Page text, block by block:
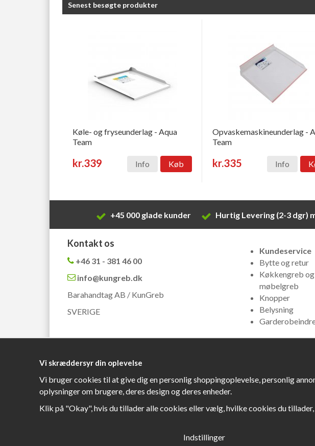
Senest besøgte produkter
Køle- og fryseunderlag - Aqua
Team
kr.339 Info Køb
Opvaskemaskineunderlag -
Team
kr.335 Info
+45 000 glade kunder Hurtig Levering (2-3 dgr)
Kontakt os
+46 31 - 381 46 00
info@kungreb.dk
Barahandtag AB / KunGreb
SVERIGE
Kundeservice
Bytte og retur
Køkkengreb og
møbelgreb
Knopper
Belysning
Vi skræddersyr din oplevelse
Vi bruger cookies til at give dig en personlig shoppingoplevelse, personlig
oplysninger om brugere, deres design og deres enheder.
Klik på "Okay", hvis du tillader alle cookies eller vælg, hvilke cookies du
Indstillinger